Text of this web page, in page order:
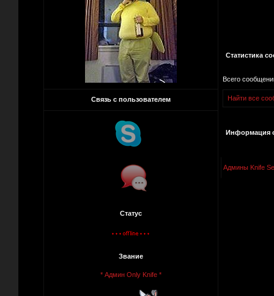
Статистика
Всего
Найти все
Информация
Админы Knife
Связь с пользователем
Статус
Звание
* Админ Only Knife *